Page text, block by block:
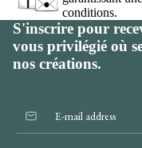
conditions.
S'inscrire pour
vous privilégié où
nos créations.